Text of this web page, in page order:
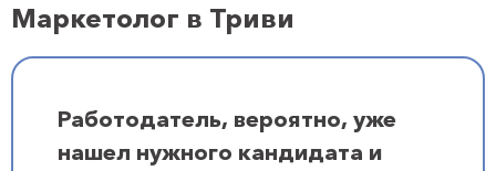
Маркетолог в Триви
Работодатель, вероятно, уже
нашел нужного кандидата и